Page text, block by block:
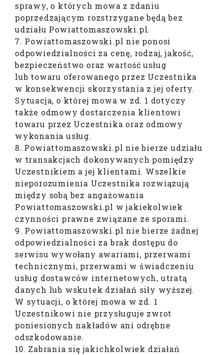
sprawy, o których mowa z zdaniu
poprzedzającym rozstrzygane będą bez
udziału Powiattomaszowski.pl.
7. Powiattomaszowski.pl nie ponosi
odpowiedzialności za cenę, rodzaj, jakość,
bezpieczeństwo oraz wartość usług
lub towaru oferowanego przez Uczestnika
w konsekwencji skorzystania z jej oferty.
Sytuacja, o której mowa w zd. 1 dotyczy
także odmowy dostarczenia klientowi
towaru przez Uczestnika oraz odmowy
wykonania usług.
8. Powiattomaszowski.pl nie bierze udziału
w transakcjach dokonywanych pomiędzy
Uczestnikiem a jej klientami. Wszelkie
nieporozumienia Uczestnika rozwiązują
między sobą bez angażowania
Powiattomaszowski.pl w jakiekolwiek
czynności prawne związane ze sporami.
9. Powiattomaszowski.pl nie bierze żadnej
odpowiedzialności za brak dostępu do
serwisu wywołany awariami, przerwami
technicznymi, przerwami w świadczeniu
usług dostawców internetowych, utratą
danych lub wskutek działań siły wyższej.
W sytuacji, o której mowa w zd. 1
Uczestnikowi nie przysługuje zwrot
poniesionych nakładów ani odrębne
odszkodowanie.
10. Zabrania się jakichkolwiek działań